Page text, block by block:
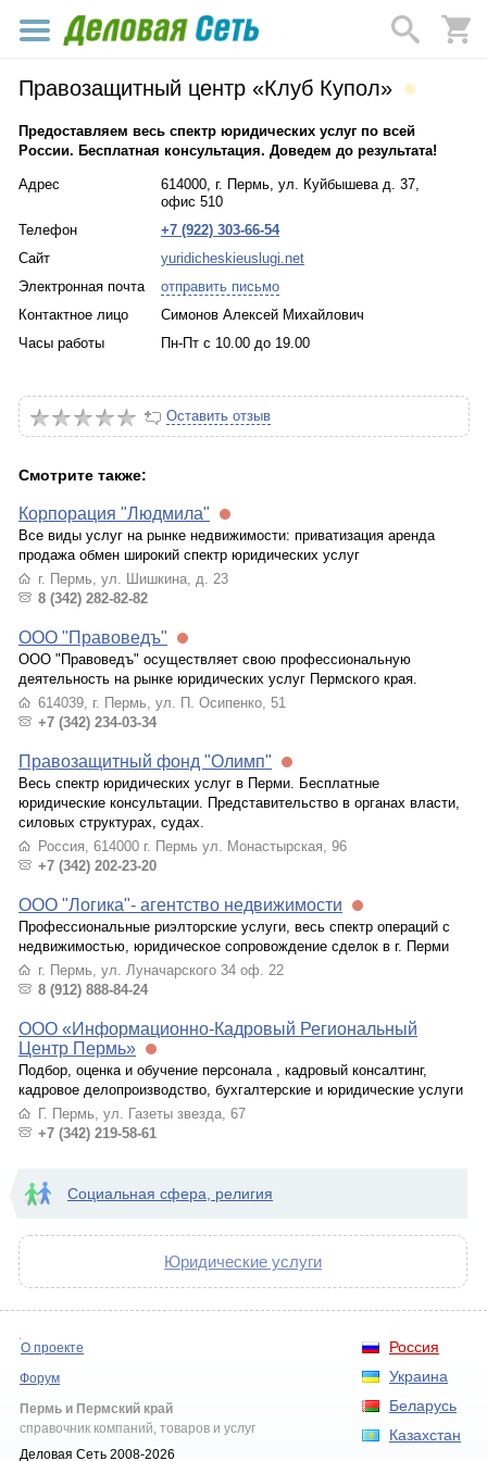
Правозащитный центр «Клуб Купол»
Предоставляем весь спектр юридических услуг по всей
России. Бесплатная консультация. Доведем до результата!
Адрес
614000, г. Пермь, ул. Куйбышева д. 37,
офис 510
Телефон
+7 (922) 303-66-54
Сайт
yuridicheskieuslugi.net
Электронная почта
отправить письмо
Контактное лицо
Симонов Алексей Михайлович
Часы работы
Пн-Пт с 10.00 до 19.00
Оставить отзыв
Смотрите также:
Корпорация "Людмила"
Все виды услуг на рынке недвижимости: приватизация аренда
продажа обмен широкий спектр юридических услуг
г. Пермь, ул. Шишкина, д. 23
8 (342) 282-82-82
ООО "Правоведъ"
ООО "Правоведъ" осуществляет свою профессиональную
деятельность на рынке юридических услуг Пермского края.
614039, г. Пермь, ул. П. Осипенко, 51
+7 (342) 234-03-34
Правозащитный фонд "Олимп"
Весь спектр юридических услуг в Перми. Бесплатные
юридические консультации. Представительство в органах власти,
силовых структурах, судах.
Россия, 614000 г. Пермь ул. Монастырская, 96
+7 (342) 202-23-20
ООО "Логика"- агентство недвижимости
Профессиональные риэлторские услуги, весь спектр операций с
недвижимостью, юридическое сопровождение сделок в г. Перми
г. Пермь, ул. Луначарского 34 оф. 22
8 (912) 888-84-24
ООО «Информационно-Кадровый Региональный
Центр Пермь»
Подбор, оценка и обучение персонала , кадровый консалтинг,
кадровое делопроизводство, бухгалтерские и юридические услуги
Г. Пермь, ул. Газеты звезда, 67
+7 (342) 219-58-61
Социальная сфера, религия
Юридические услуги
Россия
Украина
Беларусь
Казахстан
О проекте
Форум
Пермь и Пермский край
справочник компаний, товаров и услуг
Деловая Сеть 2008-2026